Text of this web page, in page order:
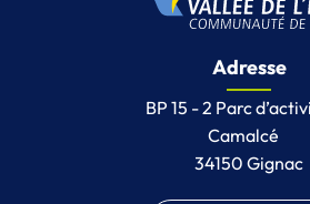
Adresse
BP 15 - 2 Parc
Camalcé
34150 Gignac